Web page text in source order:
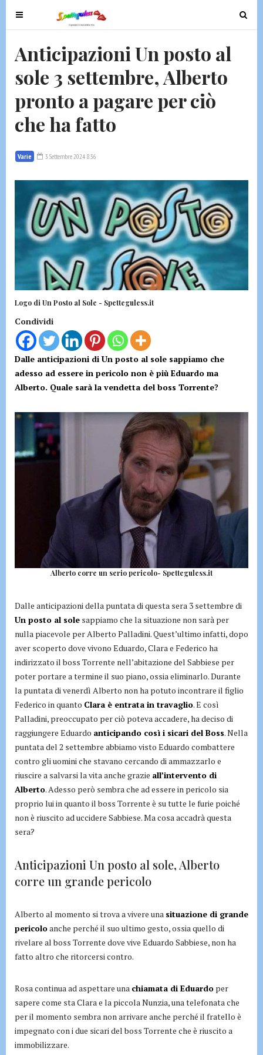
T
o
g
e
n
a
v
g
t
T
o
t
n
Anticipazioni Un posto al
sole 3 settembre, Alberto
pronto a pagare per ciò
che ha fatto
Varie 3 Settembre 2024 8:36
Logo di Un Posto al Sole - Spetteguless.it
Condividi
Dalle anticipazioni di Un posto al sole sappiamo che
adesso ad essere in pericolo non è più Eduardo ma
Alberto. Quale sarà la vendetta del boss Torrente?
Alberto corre un serio pericolo- Spetteguless.it
Dalle anticipazioni della puntata di questa sera 3 settembre di
Un posto al sole sappiamo che la situazione non sarà per
nulla piacevole per Alberto Palladini. Quest’ultimo infatti, dopo
aver scoperto dove vivono Eduardo, Clara e Federico ha
indirizzato il boss Torrente nell’abitazione del Sabbiese per
poter portare a termine il suo piano, ossia eliminarlo. Durante
la puntata di venerdì Alberto non ha potuto incontrare il figlio
Federico in quanto Clara è entrata in travaglio. E così
Palladini, preoccupato per ciò poteva accadere, ha deciso di
raggiungere Eduardo anticipando così i sicari del Boss. Nella
puntata del 2 settembre abbiamo visto Eduardo combattere
contro gli uomini che stavano cercando di ammazzarlo e
riuscire a salvarsi la vita anche grazie all’intervento di
Alberto. Adesso però sembra che ad essere in pericolo sia
proprio lui in quanto il boss Torrente è su tutte le furie poiché
non è riuscito ad uccidere Sabbiese. Ma cosa accadrà questa
sera?
Anticipazioni Un posto al sole, Alberto
corre un grande pericolo
Alberto al momento si trova a vivere una situazione di grande
pericoloanche perché il suo ultimo gesto, ossia quello di
rivelare al boss Torrente dove vive Eduardo Sabbiese, non ha
fatto altro che ritorcersi contro.
Rosa continua ad aspettare una chiamata di Eduardo per
sapere come sta Clara e la piccola Nunzia, una telefonata che
per il momento sembra non arrivare anche perché il fratello è
impegnato con i due sicari del boss Torrente che è riuscito a
immobilizzare.